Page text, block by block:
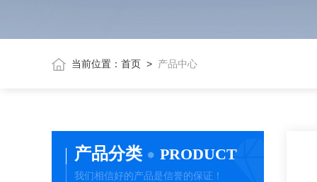
当前位置： 首页> 产品中心
产品分类 PRODUCT
我们相信好的产品是信誉的保证！